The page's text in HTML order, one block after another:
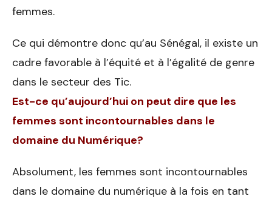
femmes.
Ce qui démontre donc qu’au Sénégal, il existe un
cadre favorable à l’équité et à l’égalité de genre
dans le secteur des Tic.
Est-ce qu’aujourd’hui on peut dire que les
femmes sont incontournables dans le
domaine du Numérique?
Absolument, les femmes sont incontournables
dans le domaine du numérique à la fois en tant